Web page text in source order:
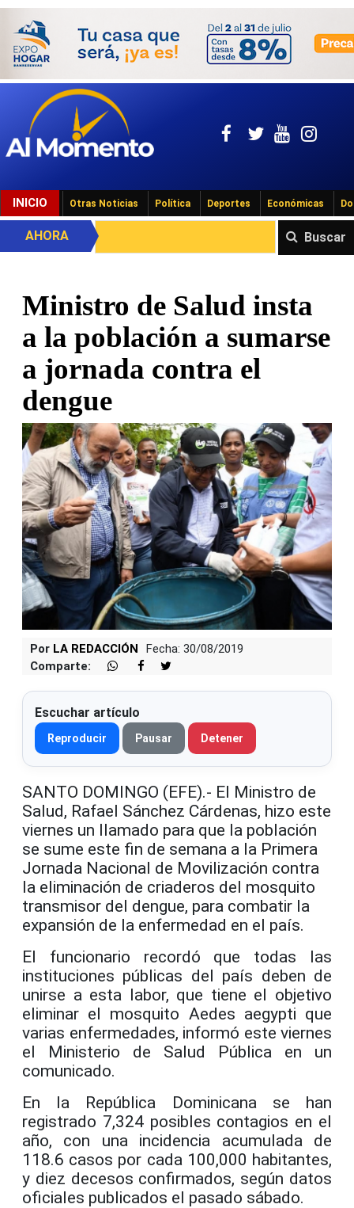
INICIO Otras Noticias Política Deportes Económicas
Buscar
AHORA
Ministro de Salud insta
a la población a sumarse
a jornada contra el
dengue
Por LA REDACCIÓN
Fecha: 30/08/2019
Comparte:
Escuchar artículo
Reproducir Pausar Detener
SANTO DOMINGO (EFE).- El Ministro de
Salud, Rafael Sánchez Cárdenas, hizo este
viernes un llamado para que la población
se sume este fin de semana a la Primera
Jornada Nacional de Movilización contra
la eliminación de criaderos del mosquito
transmisor del dengue, para combatir la
expansión de la enfermedad en el país.
El funcionario recordó que todas las
instituciones públicas del país deben de
unirse a esta labor, que tiene el objetivo
eliminar el mosquito Aedes aegypti que
varias enfermedades, informó este viernes
el Ministerio de Salud Pública en un
comunicado.
En la República Dominicana se han
registrado 7,324 posibles contagios en el
año, con una incidencia acumulada de
118.6 casos por cada 100,000 habitantes,
y diez decesos confirmados, según datos
oficiales publicados el pasado sábado.